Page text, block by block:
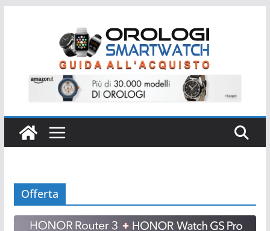
Offerta